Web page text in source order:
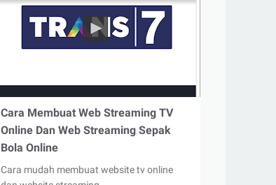
Cara Membuat Web Streaming TV
Online Dan Web Streaming Sepak
Bola Online
Cara mudah membuat website tv online